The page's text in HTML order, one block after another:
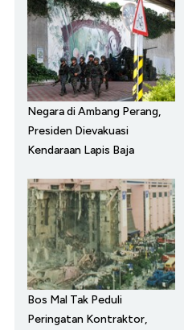
Negara di Ambang Perang,
Presiden Dievakuasi
Kendaraan Lapis Baja
Bos Mal Tak Peduli
Peringatan Kontraktor,